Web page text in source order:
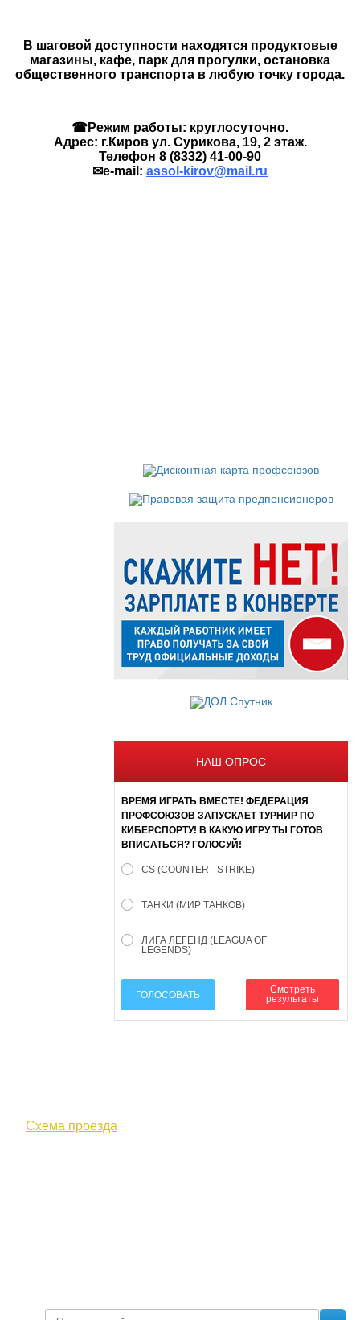
В шаговой доступности находятся продуктовые
магазины, кафе, парк для прогулки, остановка
общественного транспорта в любую точку города.
☎Режим работы: круглосуточно.
Адрес: г.Киров ул. Сурикова, 19, 2 этаж.
Телефон 8 (8332) 41-00-90
✉e-mail: assol-kirov@mail.ru
НАШ ОПРОС
ВРЕМЯ ИГРАТЬ ВМЕСТЕ! ФЕДЕРАЦИЯ
ПРОФСОЮЗОВ ЗАПУСКАЕТ ТУРНИР ПО
КИБЕРСПОРТУ! В КАКУЮ ИГРУ ТЫ ГОТОВ
ВПИСАТЬСЯ? ГОЛОСУЙ!
CS (COUNTER - STRIKE)
ТАНКИ (МИР ТАНКОВ)
ЛИГА ЛЕГЕНД (LEAGUA OF
LEGENDS)
ГОЛОСОВАТЬ
Смотреть
результаты
Схема проезда